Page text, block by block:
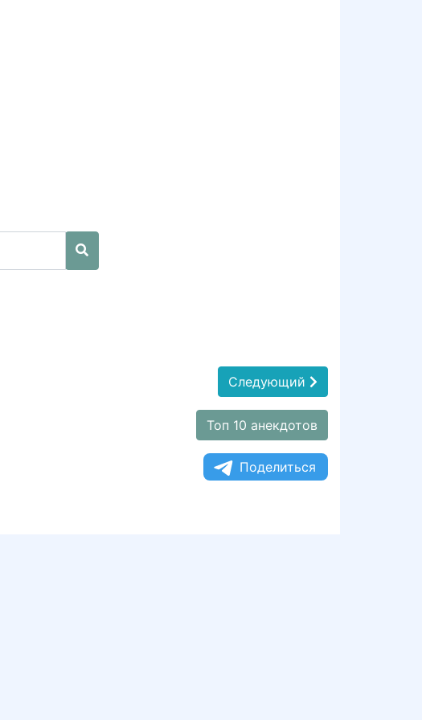
Следующий
Топ 10 анекдотов
Поделиться